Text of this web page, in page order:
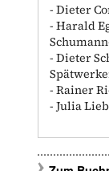
- Dieter
- Harald
- Dieter
- Rainer
- Julia